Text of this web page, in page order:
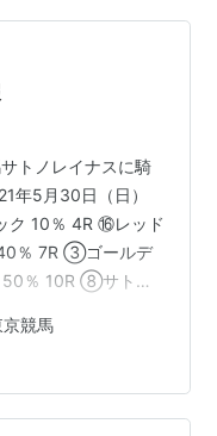
トノレイナスに騎
年5月30日（日）
ク 10％ 4R ⑯レッド
％ 7R ③ゴールデ
％ 10R ⑧サトノ
現在2番人気でフ
サリ切りたい。 外
他のデータにもほ
ッサリ切りたい。
京競馬